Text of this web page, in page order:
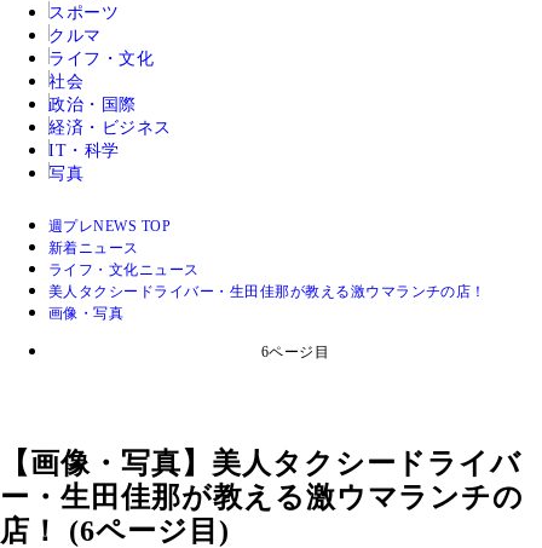
スポーツ
クルマ
ライフ・文化
社会
政治・国際
経済・ビジネス
IT・科学
写真
週プレNEWS TOP
新着ニュース
ライフ・文化ニュース
美人タクシードライバー・生田佳那が教える激ウマランチの店！
画像・写真
6ページ目
【画像・写真】美人タクシードライバ
ー・生田佳那が教える激ウマランチの
店！ (6ページ目)